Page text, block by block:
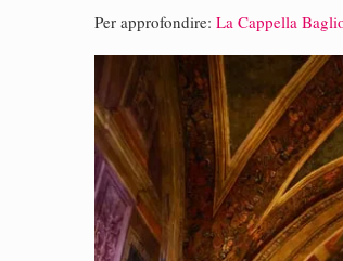
Per approfondire: La Cappella